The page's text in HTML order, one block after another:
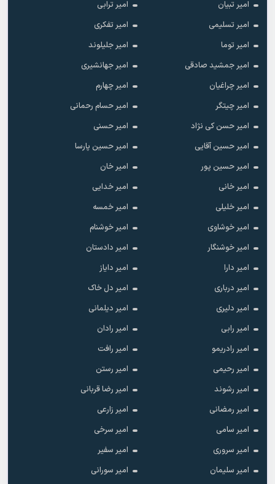
امیر تبیان
امیر ترابی
امیر تسلیمی
امیر تفکری
امیر توما
امیر جلیلوند
امیر جمشید صادقی
امیر جهانشیری
امیر چراغیان
امیر چهارم
امیر چیتگر
امیر حسام رحمانی
امیر حسن کی نژاد
امیر حسنی
امیر حسین آقایی
امیر حسین پارسا
امیر حسین پور
امیر خان
امیر خانی
امیر خدایی
امیر خلیلی
امیر خمسه
امیر خوشاوی
امیر خوشنام
امیر خوشنگار
امیر دادستان
امیر دارا
امیر دایاز
امیر درباری
امیر دل خاک
امیر دلیری
امیر دیلمانی
امیر رابی
امیر رادان
امیر رادریمو
امیر رافت
امیر رحیمی
امیر رستن
امیر رشوند
امیر رضا قربانی
امیر رمضانی
امیر زارعی
امیر سامی
امیر سرخی
امیر سروری
امیر سفیر
امیر سلیمان
امیر سورانی